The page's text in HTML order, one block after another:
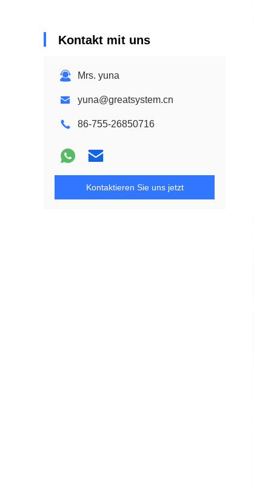
Kontakt mit uns
Mrs. yuna
yuna@greatsystem.cn
86-755-26850716
Kontaktieren Sie uns jetzt